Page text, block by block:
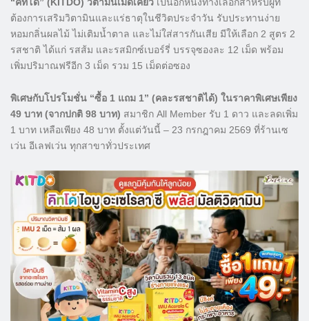
ต้องการเสริมวิตามินและแร่ธาตุในชีวิตประจำวัน รับประทานง่าย
หอมกลิ่นผลไม้ ไม่เติมน้ำตาล และไม่ใส่สารกันเสีย มีให้เลือก 2 สูตร 2
รสชาติ ได้แก่ รสส้ม และรสมิกซ์เบอร์รี่ บรรจุซองละ 12 เม็ด พร้อม
เพิ่มปริมาณฟรีอีก 3 เม็ด รวม 15 เม็ดต่อซอง
พิเศษกับโปรโมชั่น “ซื้อ 1 แถม 1” (คละรสชาติได้) ในราคาพิเศษเพียง
49 บาท (จากปกติ 98 บาท) สมาชิก All Member รับ 1 ดาว และลดเพิ่ม
1 บาท เหลือเพียง 48 บาท ตั้งแต่วันนี้ – 23 กรกฎาคม 2569 ที่ร้านเซ
เว่น อีเลฟเว่น ทุกสาขาทั่วประเทศ